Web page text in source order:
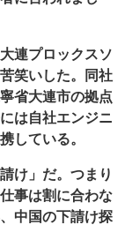
連プロックスソ
笑いした。同社
省大連市の拠点
は自社エンジニ
している。
け」だ。つまり
事は割に合わな
中国の下請け探